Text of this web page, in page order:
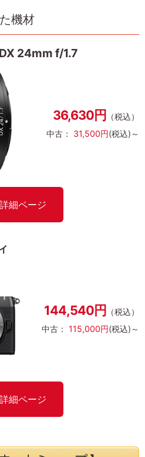
機材
24mm f/1.7
36,630円
（税込）
中古： 31,500円(税込)～
細ページ
144,540円 （税込）
中古： 115,000円(税込)～
細ページ